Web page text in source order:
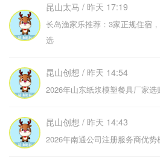
昆山太马 / 昨天 17:19
长岛渔家乐推荐：3家正规住宿
选
昆山创想 / 昨天 14:54
2026年山东纸浆模塑餐具厂家选
昆山创想 / 昨天 14:43
2026年南通公司注册服务商优势